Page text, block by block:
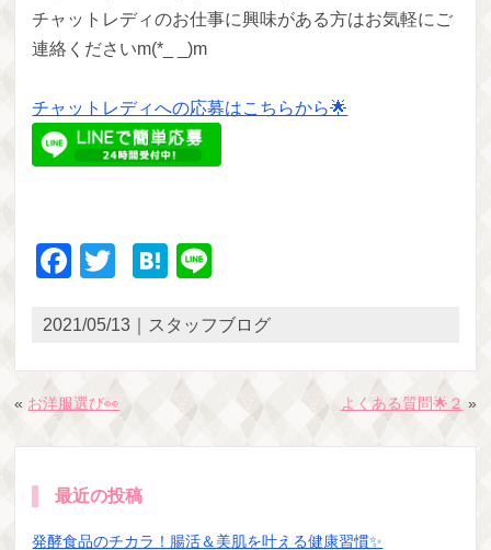
チャットレディのお仕事に興味がある方はお気軽にご
連絡くださいm(*_ _)m
チャットレディへの応募はこちらから🌟
Facebook
TwitterHatena
2021/05/13｜スタッフブログ
« お洋服選び👀 よくある質問🌟２ »
最近の投稿
発酵食品のチカラ！腸活＆美肌を叶える健康習慣✨